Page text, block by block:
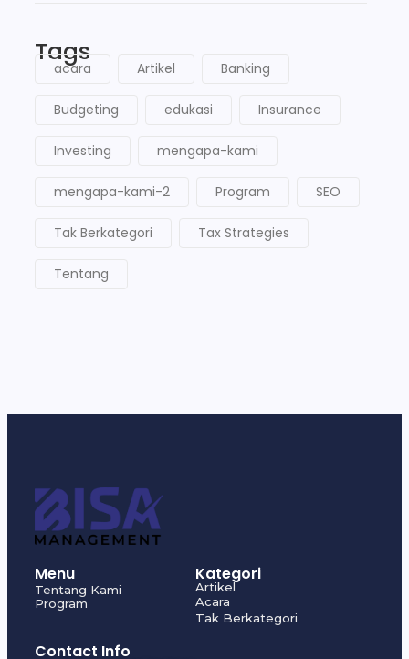
Tags
acara Artikel Banking
Budgeting edukasi Insurance
Investing mengapa-kami
mengapa-kami-2 Program SEO
Tak Berkategori Tax Strategies
Tentang
Menu
Tentang Kami
Program
Kategori
Artikel
Acara
Tak Berkategori
Contact Info